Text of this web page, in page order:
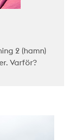
2 (hamn)
Varför?